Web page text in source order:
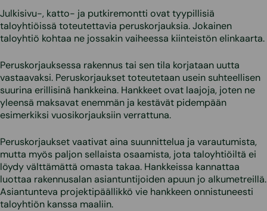
Julkisivu-, katto- ja putkiremontti ovat tyypillisiä
taloyhtiöissä toteutettavia peruskorjauksia. Jokainen
taloyhtiö kohtaa ne jossakin vaiheessa kiinteistön elinkaarta.
Peruskorjauksessa rakennus tai sen tila korjataan uutta
vastaavaksi. Peruskorjaukset toteutetaan usein suhteellisen
suurina erillisinä hankkeina. Hankkeet ovat laajoja, joten ne
yleensä maksavat enemmän ja kestävät pidempään
esimerkiksi vuosikorjauksiin verrattuna.
Peruskorjaukset vaativat aina suunnittelua ja varautumista,
mutta myös paljon sellaista osaamista, jota taloyhtiöiltä ei
löydy välttämättä omasta takaa. Hankkeissa kannattaa
luottaa rakennusalan asiantuntijoiden apuun jo alkumetreillä.
Asiantunteva projektipäällikkö vie hankkeen onnistuneesti
taloyhtiön kanssa maaliin.